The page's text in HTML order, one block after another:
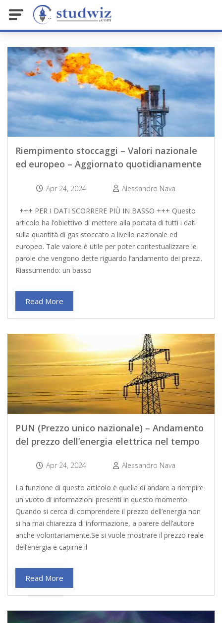
Riempimento stoccaggi – Valori nazionale
ed europeo – Aggiornato quotidianamente
Apr 24, 2024 Alessandro Nava
+++ PER I DATI SCORRERE PIÙ IN BASSO +++ Questo
articolo ha l’obiettivo di mettere alla portata di tutti i dati
sulla quantità di gas stoccato a livello nazionale ed
europeo. Tale valore è utile per poter contestualizzare le
parole che vengono dette riguardo l’andamento dei prezzi.
Riassumendo: un basso
Read More
PUN (Prezzo unico nazionale) – Andamento
del prezzo dell’energia elettrica nel tempo
Apr 24, 2024 Alessandro Nava
La funzione di questo articolo è quella di andare a riempire
un vuoto di informazioni presenti in questo momento.
Quando si cerca di comprendere il prezzo dell’energia non
si ha mai chiarezza di informazione, a parere dell’autore
anche volontariamente.Se si vuole mostrare il prezzo reale
dell’energia e capirne il
Read More